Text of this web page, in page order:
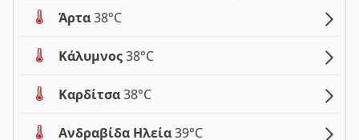
Άρτα38°C
Κάλυμνος38°C
Καρδίτσα38°C
Ανδραβίδα Ηλεία39°C